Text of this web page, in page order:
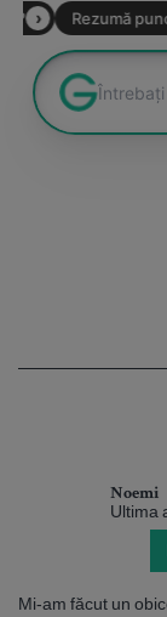
Noemi
Ultima
Mi-am făcut un